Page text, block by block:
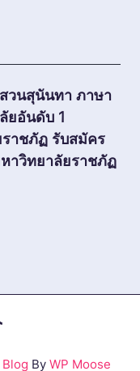
วนสุนันทา ภาษา
ยอันดับ 1
าชภัฏ รับสมัคร
าวิทยาลัยราชภัฏ
By WP Moose